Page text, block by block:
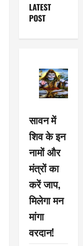
LATEST
POST
सावन में
शिव के इन
नामों और
मंत्रों का
करें जाप,
मिलेगा मन
मांगा
वरदान!